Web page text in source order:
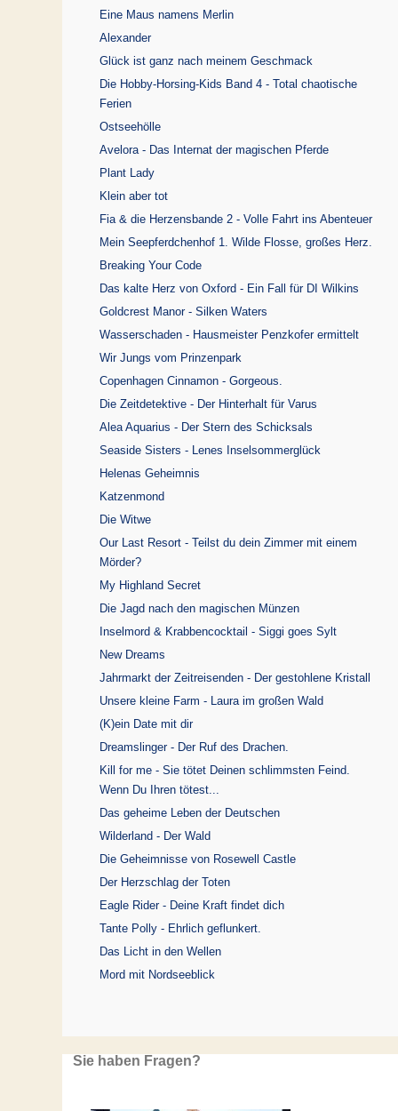
Eine Maus namens Merlin
Alexander
Glück ist ganz nach meinem Geschmack
Die Hobby-Horsing-Kids Band 4 - Total chaotische
Ferien
Ostseehölle
Avelora - Das Internat der magischen Pferde
Plant Lady
Klein aber tot
Fia & die Herzensbande 2 - Volle Fahrt ins Abenteuer
Mein Seepferdchenhof 1. Wilde Flosse, großes Herz.
Breaking Your Code
Das kalte Herz von Oxford - Ein Fall für DI Wilkins
Goldcrest Manor - Silken Waters
Wasserschaden - Hausmeister Penzkofer ermittelt
Wir Jungs vom Prinzenpark
Copenhagen Cinnamon - Gorgeous.
Die Zeitdetektive - Der Hinterhalt für Varus
Alea Aquarius - Der Stern des Schicksals
Seaside Sisters - Lenes Inselsommerglück
Helenas Geheimnis
Katzenmond
Die Witwe
Our Last Resort - Teilst du dein Zimmer mit einem
Mörder?
My Highland Secret
Die Jagd nach den magischen Münzen
Inselmord & Krabbencocktail - Siggi goes Sylt
New Dreams
Jahrmarkt der Zeitreisenden - Der gestohlene Kristall
Unsere kleine Farm - Laura im großen Wald
(K)ein Date mit dir
Dreamslinger - Der Ruf des Drachen.
Kill for me - Sie tötet Deinen schlimmsten Feind.
Wenn Du Ihren tötest...
Das geheime Leben der Deutschen
Wilderland - Der Wald
Die Geheimnisse von Rosewell Castle
Der Herzschlag der Toten
Eagle Rider - Deine Kraft findet dich
Tante Polly - Ehrlich geflunkert.
Das Licht in den Wellen
Mord mit Nordseeblick
Sie haben Fragen?